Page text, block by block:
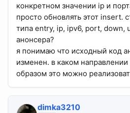
конкретном значении ip и
просто обновлять этот insert.
типа entry, ip, ipv6, port, down,
анонсера?
я понимаю что исходный код
изменен. в каком направлении
образом это можно
dimka3210